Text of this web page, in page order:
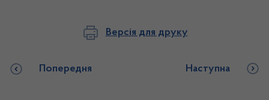
Версія для друку
Попередня Наступна